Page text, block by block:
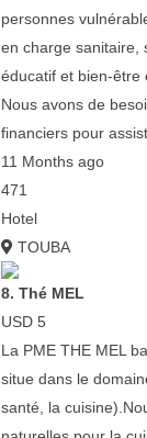
personnes
en charge sanitaire,
éducatif et bien-être
Nous avons de
financiers pour
11 Months ago
471
Hotel
TOUBA
8. Thé MEL
USD 5
La PME THE MEL
situe dans le
santé, la